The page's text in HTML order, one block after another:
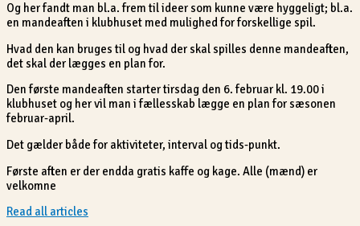
Og her fandt man bl.a. frem til ideer som kunne være hyggeligt; bl.a.
en mandeaften i klubhuset med mulighed for forskellige spil.
Hvad den kan bruges til og hvad der skal spilles denne mandeaften,
det skal der lægges en plan for.
Den første mandeaften starter tirsdag den 6. februar kl. 19.00 i
klubhuset og her vil man i fællesskab lægge en plan for sæsonen
februar-april.
Det gælder både for aktiviteter, interval og tids-punkt.
Første aften er der endda gratis kaffe og kage. Alle (mænd) er
velkomne
Read all articles